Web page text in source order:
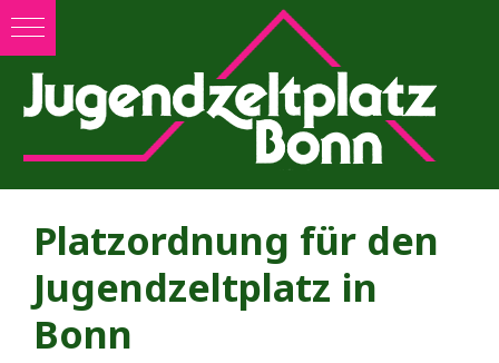
Zum
Inhalt
springen
Platzordnung für den
Jugendzeltplatz in
Bonn